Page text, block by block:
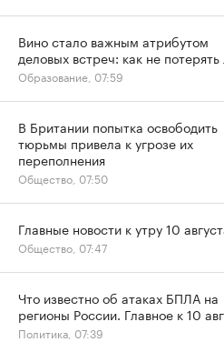
Вино стало важным атрибутом
деловых встреч: как не
Образование, 07:59
В Британии попытка освободить
тюрьмы привела к угрозе их
переполнения
Общество, 07:50
Главные новости к утру 10
Общество, 07:47
Что известно об атаках БПЛА на
регионы России. Главное к 10
Политика, 07:39